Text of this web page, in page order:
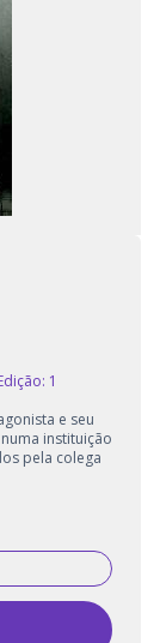
1
e seu
instituição
pela colega